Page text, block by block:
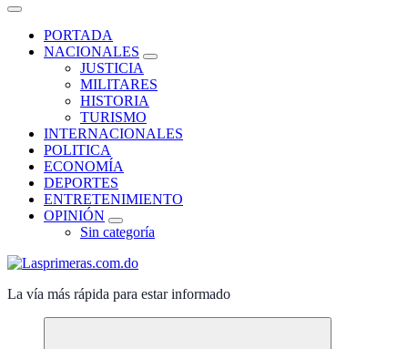
PORTADA
NACIONALES
JUSTICIA
MILITARES
HISTORIA
TURISMO
INTERNACIONALES
POLITICA
ECONOMÍA
DEPORTES
ENTRETENIMIENTO
OPINIÓN
Sin categoría
La vía más rápida para estar informado